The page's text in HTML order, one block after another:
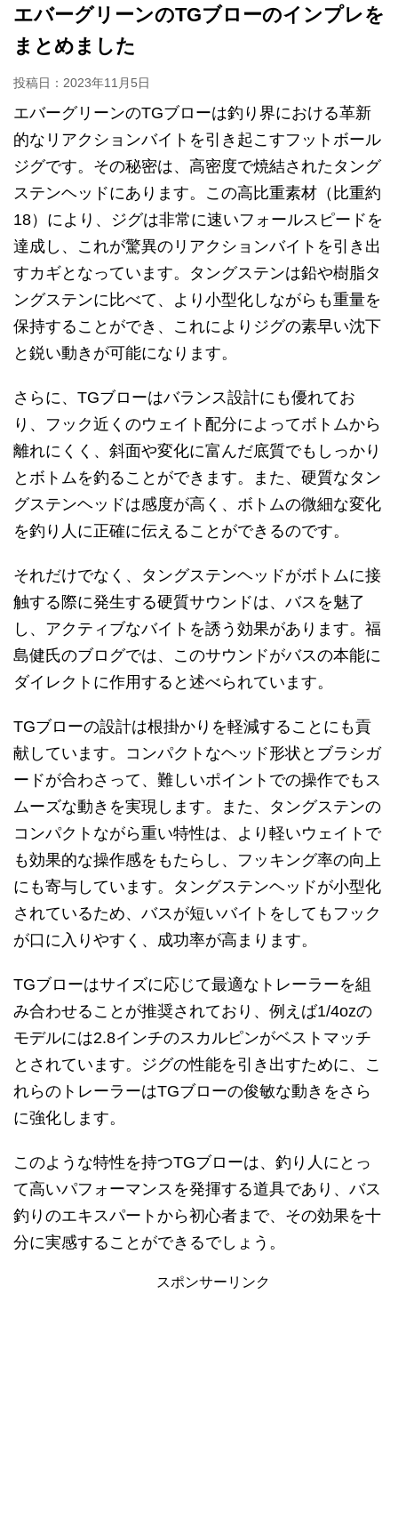
エバーグリーンのTGブローのインプレを
まとめました
投稿日： 2023年11月5日
エバーグリーンのTGブローは釣り界における革新
的なリアクションバイトを引き起こすフットボール
ジグです。その秘密は、高密度で焼結されたタング
ステンヘッドにあります。この高比重素材（比重約
18）により、ジグは非常に速いフォールスピードを
達成し、これが驚異のリアクションバイトを引き出
すカギとなっています。タングステンは鉛や樹脂タ
ングステンに比べて、より小型化しながらも重量を
保持することができ、これによりジグの素早い沈下
と鋭い動きが可能になります。
さらに、TGブローはバランス設計にも優れてお
り、フック近くのウェイト配分によってボトムから
離れにくく、斜面や変化に富んだ底質でもしっかり
とボトムを釣ることができます。また、硬質なタン
グステンヘッドは感度が高く、ボトムの微細な変化
を釣り人に正確に伝えることができるのです。
それだけでなく、タングステンヘッドがボトムに接
触する際に発生する硬質サウンドは、バスを魅了
し、アクティブなバイトを誘う効果があります。福
島健氏のブログでは、このサウンドがバスの本能に
ダイレクトに作用すると述べられています。
TGブローの設計は根掛かりを軽減することにも貢
献しています。コンパクトなヘッド形状とブラシガ
ードが合わさって、難しいポイントでの操作でもス
ムーズな動きを実現します。また、タングステンの
コンパクトながら重い特性は、より軽いウェイトで
も効果的な操作感をもたらし、フッキング率の向上
にも寄与しています。タングステンヘッドが小型化
されているため、バスが短いバイトをしてもフック
が口に入りやすく、成功率が高まります。
TGブローはサイズに応じて最適なトレーラーを組
み合わせることが推奨されており、例えば1/4ozの
モデルには2.8インチのスカルピンがベストマッチ
とされています。ジグの性能を引き出すために、こ
れらのトレーラーはTGブローの俊敏な動きをさら
に強化します。
このような特性を持つTGブローは、釣り人にとっ
て高いパフォーマンスを発揮する道具であり、バス
釣りのエキスパートから初心者まで、その効果を十
分に実感することができるでしょう。
スポンサーリンク